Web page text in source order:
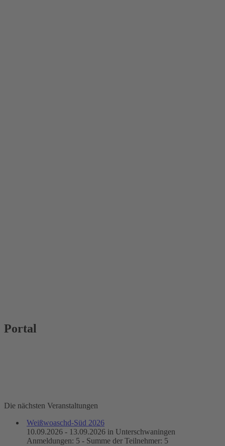
Portal
Die nächsten Veranstaltungen
Weißwoaschd-Süd 2026
10.09.2026 - 13.09.2026 in Unterschwaningen
Anmeldungen: 5 - Summe der Teilnehmer: 5